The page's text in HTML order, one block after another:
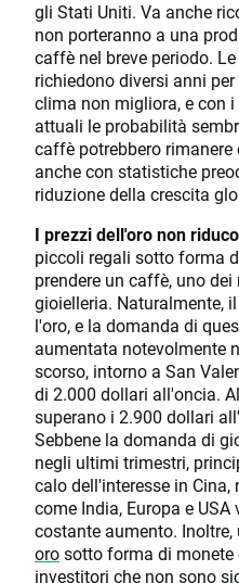
gli Stati Uniti. Va anche
non porteranno a una
caffè nel breve periodo.
richiedono diversi anni
clima non migliora, e con
attuali le probabilità
caffè potrebbero
anche con statistiche
riduzione della crescita
I prezzi dell'oro non
piccoli regali sotto forma
prendere un caffè, uno
gioielleria. Naturalmente,
l'oro, e la domanda di
aumentata notevolmente
scorso, intorno a San
di 2.000 dollari all'oncia.
superano i 2.900 dollari
Sebbene la domanda di
negli ultimi trimestri,
calo dell'interesse in
come India, Europa e
costante aumento.
orosotto forma di
investitori che non sono